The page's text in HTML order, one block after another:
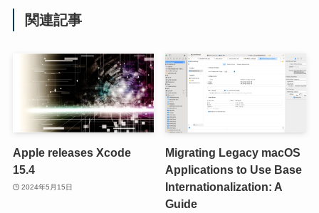
関連記事
Apple releases Xcode
15.4
2024年5月15日
Migrating Legacy macOS
Applications to Use Base
Internationalization: A
Guide